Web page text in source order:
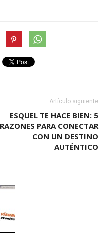
Artículo siguiente
ESQUEL TE HACE BIEN: 5
RAZONES PARA CONECTAR
CON UN DESTINO
AUTÉNTICO